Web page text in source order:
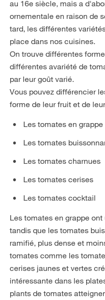
au 16e siècle, mais a
ornementale en raison de
tard, les différentes
place dans nos cuisines.
On trouve différentes
différentes avariété de
par leur goût varié.
Vous pouvez différencier
forme de leur fruit et de
Les tomates en grappe
Les tomates
Les tomates charnues
Les tomates cerises
Les tomates cocktail
Les tomates en grappe
tandis que les tomates
ramifié, plus dense et
tomates comme les
cerises jaunes et vertes
intéressante dans les
plants de tomates